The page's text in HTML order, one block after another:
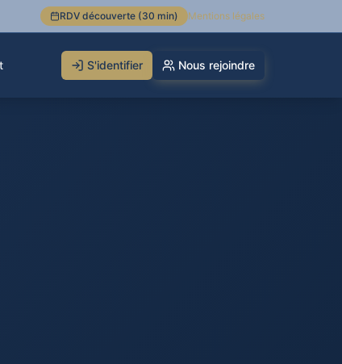
RDV découverte (30 min) Mentions légales
S'identifier Nous rejoindre